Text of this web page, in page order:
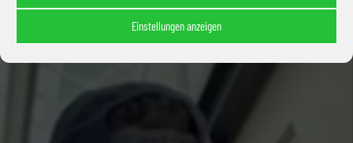
Einstellungen anzeigen